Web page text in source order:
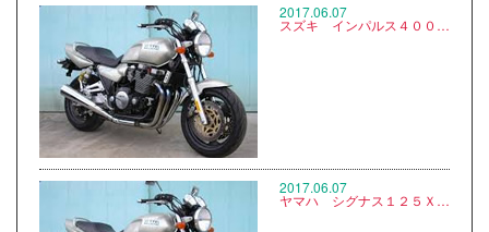
2017.06.07
スズキ インパルス４００スペシャルED ＧＫ７CA ※写真なし
2017.06.07
ヤマハ シグナス１２５Ｘ ＳＲ FI SE４４Ｊ ※写真なし